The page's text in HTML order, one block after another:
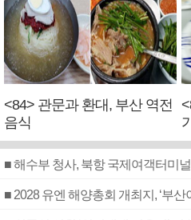
<84> 관문과 환대, 부산 역전
음식
■ 해수부 청사, 북항 국제여객터미
■ 2028 유엔 해양총회 개최지, ‘부산